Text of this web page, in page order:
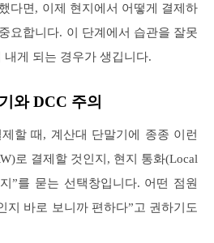
다면, 이제 현지에서 어떻게 결제하
요합니다. 이 단계에서 습관을 잘못
게 되는 경우가 생깁니다.
와 DCC 주의
할 때, 계산대 단말기에 종종 이런
로 결제할 것인지, 현지 통화(Local
”를 묻는 선택창입니다. 어떤 점원
지 바로 보니까 편하다”고 권하기도